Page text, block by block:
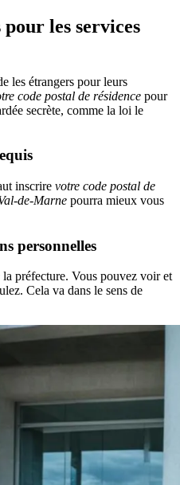
les services
les étrangers pour leurs
code postal de résidence pour
secrète, comme la loi le
inscrire votre code postal de
de-Marne pourra mieux vous
personnelles
la préfecture. Vous pouvez voir et
Cela va dans le sens de